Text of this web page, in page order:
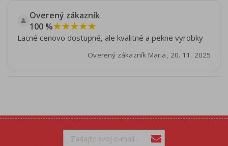
👤 Overený zákazník
100 %★★★★★
Lacné cenovo dostupné, ale kvalitné a pekne vyrobky
Overený zákazník Maria, 20. 11. 2025